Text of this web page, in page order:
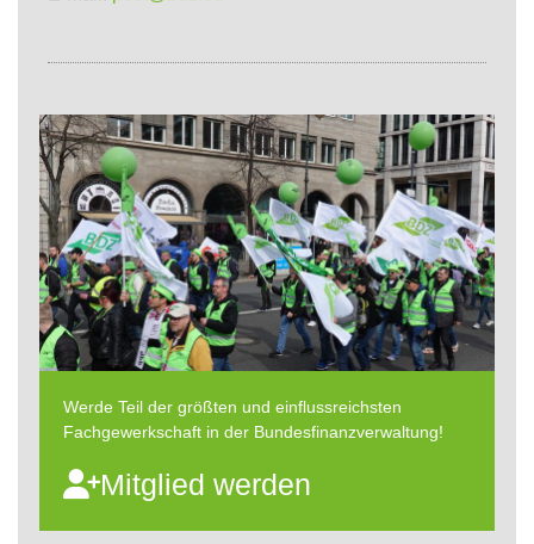
Werde Teil der größten und einflussreichsten
Fachgewerkschaft in der Bundesfinanzverwaltung!
Mitglied werden